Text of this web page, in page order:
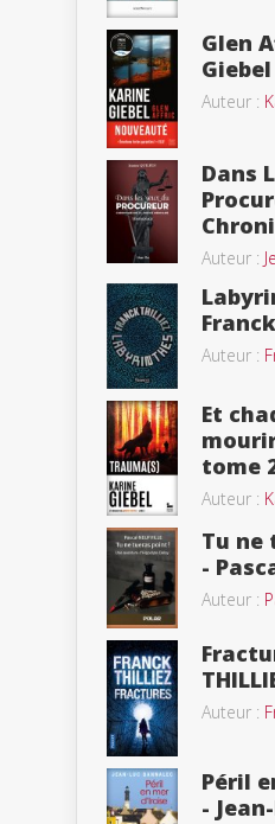
Glen
Giebel
Auteur :
Dans
Auteur :
Auteur :
Et
tome
Auteur :
Tu ne
-
Auteur :
Auteur :
Péril
-